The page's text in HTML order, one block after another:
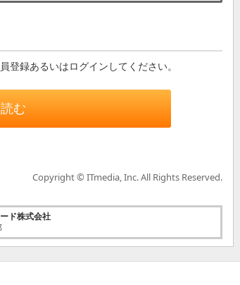
登録あるいはログインしてください。
む
Copyright © ITmedia, Inc. All Rights Reserved.
ド株式会社